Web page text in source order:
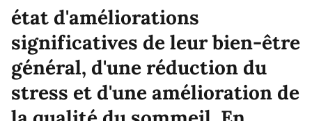
état d'améliorations
significatives de leur bien-être
général, d'une réduction du
stress et d'une amélioration de